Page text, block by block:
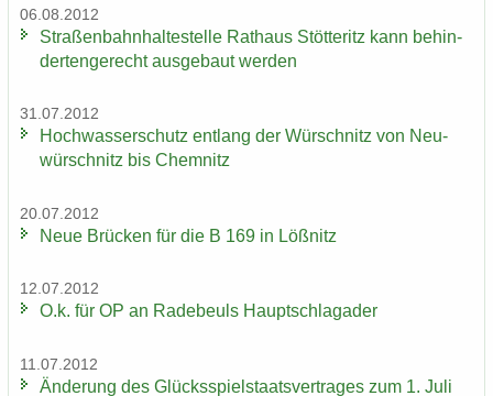
06.08.2012
Stra­ßen­bahn­hal­te­stel­le Rat­haus Stöt­teritz kann be­hin­
der­ten­ge­recht aus­ge­baut wer­den
31.07.2012
Hoch­was­ser­schutz ent­lang der Wür­schnitz von Neu­
wür­schnitz bis Chem­nitz
20.07.2012
Neue Brü­cken für die B 169 in Löß­nitz
12.07.2012
O.k. für OP an Ra­de­beuls Haupt­schlag­ader
11.07.2012
Än­de­rung des Glücks­spiel­staats­ver­tra­ges zum 1. Juli